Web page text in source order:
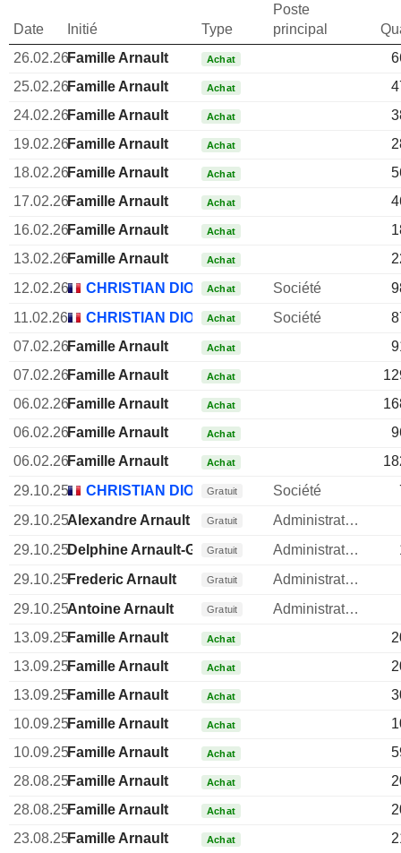
Date Initié Type
Poste
principal
26.02.26Famille Arnault Achat
25.02.26Famille Arnault Achat
24.02.26Famille Arnault Achat
19.02.26Famille Arnault Achat
18.02.26Famille Arnault Achat
17.02.26Famille Arnault Achat
16.02.26Famille Arnault Achat
13.02.26Famille Arnault Achat
12.02.26
CHRISTIAN DIOR SE
Achat Société
11.02.26
CHRISTIAN DIOR SE
Achat Société
07.02.26Famille Arnault Achat
07.02.26Famille Arnault Achat
06.02.26Famille Arnault Achat
06.02.26Famille Arnault Achat
06.02.26Famille Arnault Achat
29.10.25
CHRISTIAN DIOR SE
Gratuit Société
29.10.25Alexandre Arnault Gratuit
Administrateur
29.10.25Delphine Arnault-Gancia
Gratuit Administrateur
29.10.25Frederic Arnault Gratuit
Administrateur
29.10.25Antoine Arnault Gratuit
Administrateur
13.09.25Famille Arnault Achat
13.09.25Famille Arnault Achat
13.09.25Famille Arnault Achat
10.09.25Famille Arnault Achat
10.09.25Famille Arnault Achat
28.08.25Famille Arnault Achat
28.08.25Famille Arnault Achat
23.08.25Famille Arnault Achat